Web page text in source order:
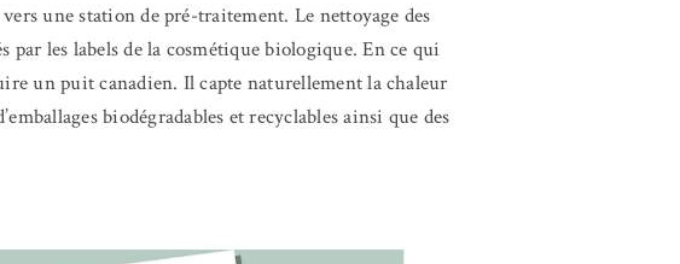
vers une station de pré-traitement. Le nettoyage des
par les labels de la cosmétique biologique. En ce qui
un puit canadien. Il capte naturellement la chaleur
biodégradables et recyclables ainsi que des